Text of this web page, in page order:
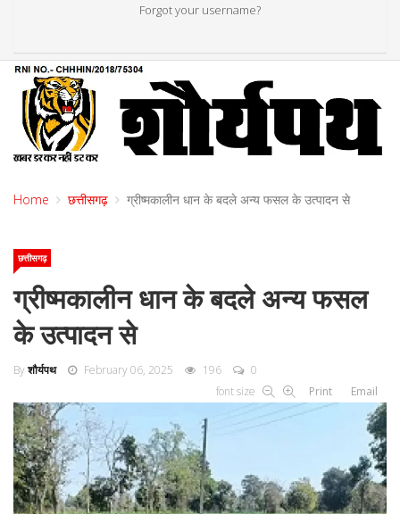
Forgot your username?
Home छत्तीसगढ़ ग्रीष्मकालीन धान के बदले अन्य फसल के उत्पादन से
छत्तीसगढ़
ग्रीष्मकालीन धान के बदले अन्य फसल
के उत्पादन से
Byशौर्यपथ February 06, 2025 196
0
font size
Print Email